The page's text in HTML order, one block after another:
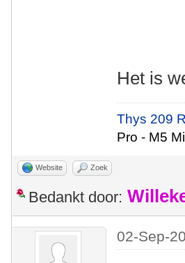
Het is
Thys 209
Pro - M5
Website Zoek
Bedankt door:
02-Sep-